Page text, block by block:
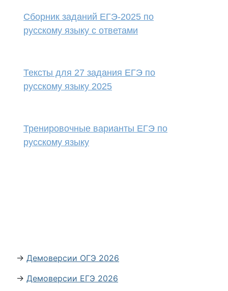
Сборник заданий ЕГЭ-2025 по
русскому языку с ответами
Тексты для 27 задания ЕГЭ по
русскому языку 2025
Тренировочные варианты ЕГЭ по
русскому языку
→ Демоверсии ОГЭ 2026
→ Демоверсии ЕГЭ 2026